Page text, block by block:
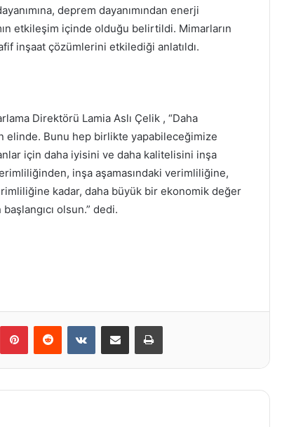
deprem dayanımından enerji
etkileşim içinde olduğu belirtildi. Mimarların
inşaat çözümlerini etkilediği anlatıldı.
Direktörü Lamia Aslı Çelik , “Daha
Bunu hep birlikte yapabileceğimize
için daha iyisini ve daha kalitelisini inşa
inşa aşamasındaki verimliliğine,
kadar, daha büyük bir ekonomik değer
olsun.” dedi.
PinterestReddit VKontakteE-Posta ile paylaş Yazdır